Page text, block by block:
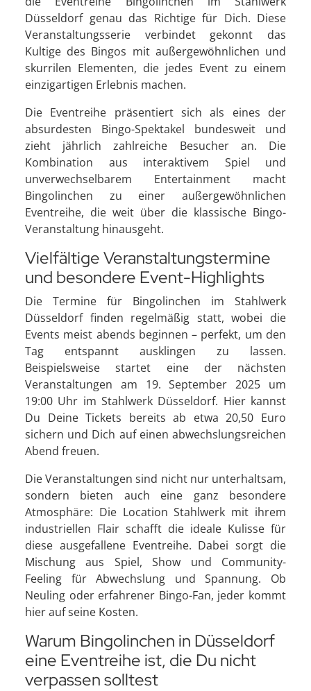
Düsseldorf genau das Richtige für Dich. Diese
Veranstaltungsserie verbindet gekonnt das
Kultige des Bingos mit außergewöhnlichen und
skurrilen Elementen, die jedes Event zu einem
einzigartigen Erlebnis machen.
Die Eventreihe präsentiert sich als eines der
absurdesten Bingo-Spektakel bundesweit und
zieht jährlich zahlreiche Besucher an. Die
Kombination aus interaktivem Spiel und
unverwechselbarem Entertainment macht
Bingolinchen zu einer außergewöhnlichen
Eventreihe, die weit über die klassische Bingo-
Veranstaltung hinausgeht.
Vielfältige Veranstaltungstermine
und besondere Event-Highlights
Die Termine für Bingolinchen im Stahlwerk
Düsseldorf finden regelmäßig statt, wobei die
Events meist abends beginnen – perfekt, um den
Tag entspannt ausklingen zu lassen.
Beispielsweise startet eine der nächsten
Veranstaltungen am 19. September 2025 um
19:00 Uhr im Stahlwerk Düsseldorf. Hier kannst
Du Deine Tickets bereits ab etwa 20,50 Euro
sichern und Dich auf einen abwechslungsreichen
Abend freuen.
Die Veranstaltungen sind nicht nur unterhaltsam,
sondern bieten auch eine ganz besondere
Atmosphäre: Die Location Stahlwerk mit ihrem
industriellen Flair schafft die ideale Kulisse für
diese ausgefallene Eventreihe. Dabei sorgt die
Mischung aus Spiel, Show und Community-
Feeling für Abwechslung und Spannung. Ob
Neuling oder erfahrener Bingo-Fan, jeder kommt
hier auf seine Kosten.
Warum Bingolinchen in Düsseldorf
eine Eventreihe ist, die Du nicht
verpassen solltest